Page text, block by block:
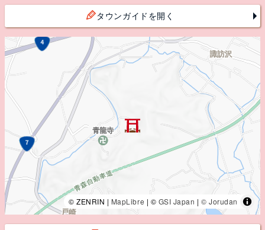
タウンガイドを開く
© ZENRIN | MapLibre | © GSI Japan |© Jorudan